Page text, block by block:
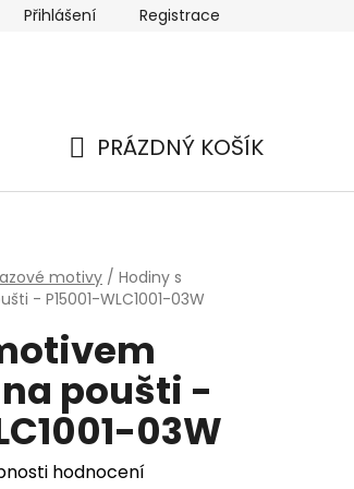
Přihlášení Registrace
PRÁZDNÝ KOŠÍK
motivy / Hodiny s
- P15001-WLC1001-03W
poušti -
03W
hodnocení